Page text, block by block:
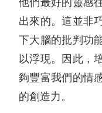
他們最好的靈感
出來的。這並非
下大腦的批判功
以浮現。因此，
夠豐富我們的情
的創造力。